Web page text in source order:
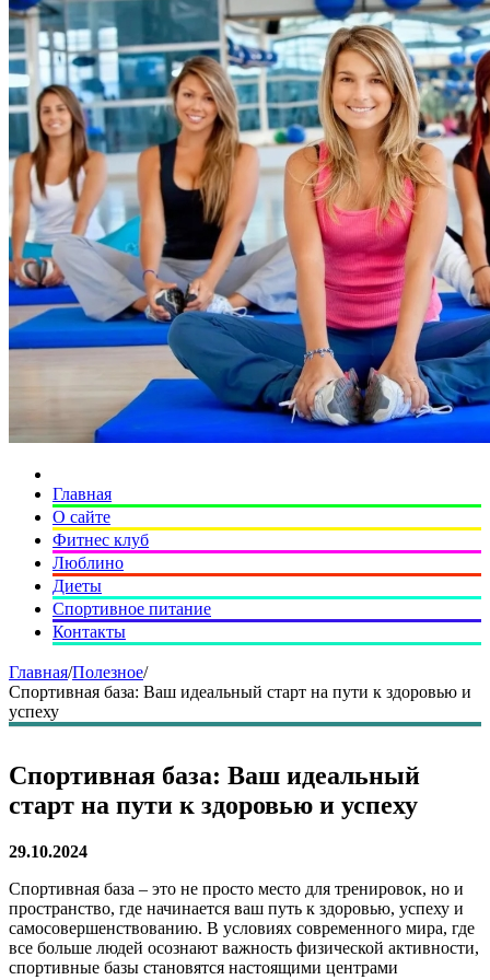
Главная
О сайте
Фитнес клуб
Люблино
Диеты
Спортивное питание
Контакты
Главная/Полезное/
Спортивная база: Ваш идеальный старт на пути к здоровью и
успеху
Спортивная база: Ваш идеальный
старт на пути к здоровью и успеху
29.10.2024
Спортивная база – это не просто место для тренировок, но и
пространство, где начинается ваш путь к здоровью, успеху и
самосовершенствованию. В условиях современного мира, где
все больше людей осознают важность физической активности,
спортивные базы становятся настоящими центрами